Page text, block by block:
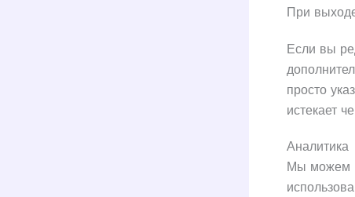
При
Если вы
просто
истекает
Аналитика
Мы можем